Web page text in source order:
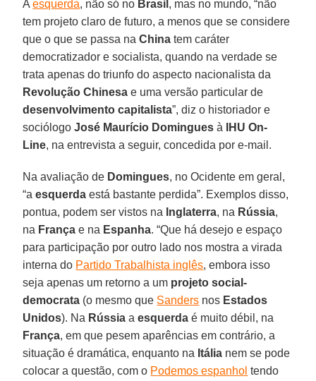
Aesquerda, não só no Brasil , mas no mundo, “não
tem projeto claro de futuro, a menos que se considere
que o que se passa naChina tem caráter
democratizador e socialista, quando na verdade se
trata apenas do triunfo do aspecto nacionalista da
Revolução Chinesa e uma versão particular de
desenvolvimento capitalista”, diz o historiador e
sociólogoJosé Maurício Domingues à
IHU On-
Line, na entrevista a seguir, concedida por e-mail.
Na avaliação de Domingues, no Ocidente em geral,
“aesquerda está bastante perdida”. Exemplos disso,
pontua, podem ser vistos na Inglaterra, na Rússia,
na França e na Espanha. “Que há desejo e espaço
para participação por outro lado nos mostra a virada
interna do Partido Trabalhista inglês, embora isso
seja apenas um retorno a um projeto social-
democrata (o mesmo que Sanders nos Estados
Unidos). Na Rússia aesquerda é muito débil, na
França, em que pesem aparências em contrário, a
situação é dramática, enquanto na Itália nem se pode
colocar a questão, com o Podemos espanhol tendo